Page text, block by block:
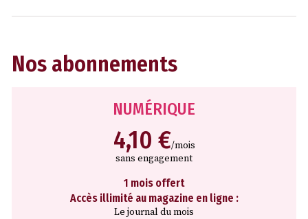
Nos abonnements
NUMÉRIQUE
4,10 €/mois
sans engagement
1 mois offert
Accès illimité au magazine en ligne :
Le journal du mois